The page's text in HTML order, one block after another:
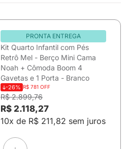
PRONTA ENTREGA
Kit Quarto Infantil com Pés
Retrô Mel - Berço Mini Cama
Noah + Cômoda Boom 4
Gavetas e 1 Porta - Branco
-26% R$ 781 OFF
R$ 2.899,76
R$ 2.118,27
10x de R$ 211,82 sem juros